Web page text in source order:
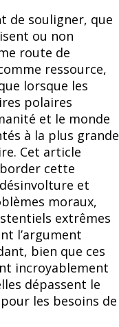
de souligner, que
ou non
route de
ressource,
lorsque les
polaires
et le monde
à la plus grande
Cet article
cette
et
moraux,
extrêmes
l’argument
bien que ces
incroyablement
dépassent le
les besoins de